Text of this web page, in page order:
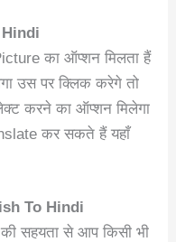
का ऑप्शन मिलता हैं
उस पर क्लिक करेगे तो
करने का ऑप्शन मिलेगा
कर सकते हैं यहाँ
To Hindi
सहयता से आप किसी भी